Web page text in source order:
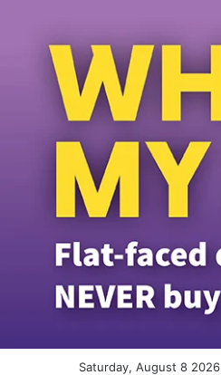
Saturday, August 8 2026